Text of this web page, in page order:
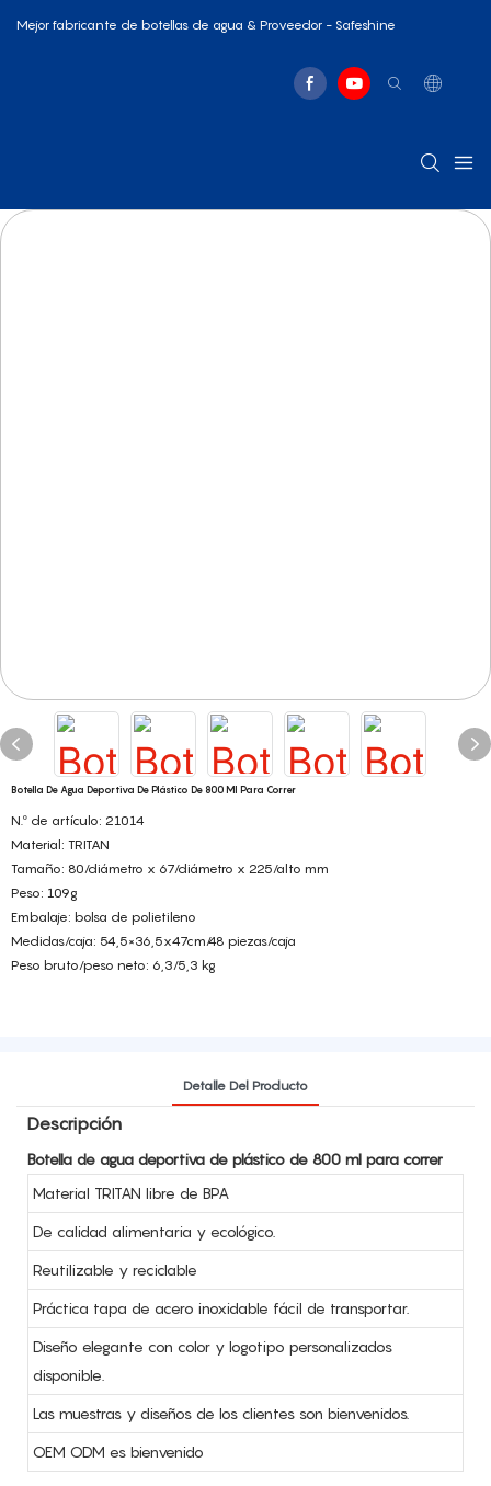
Mejor fabricante de botellas de agua & Proveedor - Safeshine
Botella De Agua Deportiva De Plástico De 800 Ml Para Correr
N.º de artículo: 21014
Material: TRITAN
Tamaño: 80/diámetro x 67/diámetro x 225/alto mm
Peso: 109g
Embalaje: bolsa de polietileno
Medidas/caja: 54,5×36,5x47cm/48 piezas/caja
Peso bruto/peso neto: 6,3/5,3 kg
Detalle Del Producto
Descripción
Botella de agua deportiva de plástico de 800 ml para correr
Material TRITAN libre de BPA
De calidad alimentaria y ecológico.
Reutilizable y reciclable
Práctica tapa de acero inoxidable fácil de transportar.
Diseño elegante con color y logotipo personalizados
disponible.
Las muestras y diseños de los clientes son bienvenidos.
OEM ODM es bienvenido